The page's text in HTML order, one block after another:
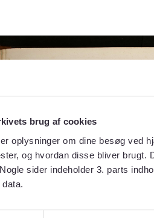
brug af cookies
oplysninger om dine besøg ved
og hvordan disse bliver
sider indeholder 3. parts
data.